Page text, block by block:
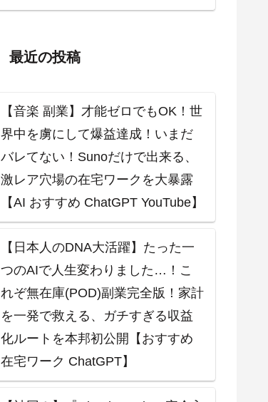
最近の投稿
【音楽 副業】才能ゼロでもOK！世
界中を虜にして爆益達成！いまだ
バレてない！Sunoだけで出来る、
激レア穴場の在宅ワークを大暴露
【AI おすすめ ChatGPT YouTube】
【日本人のDNA大活躍】たった一
つのAIで人生変わりました…！こ
れぞ無在庫(POD)副業完全版！家計
を一発で救える、ガチすぎる収益
化ルートを本邦初公開【おすすめ
在宅ワーク ChatGPT】